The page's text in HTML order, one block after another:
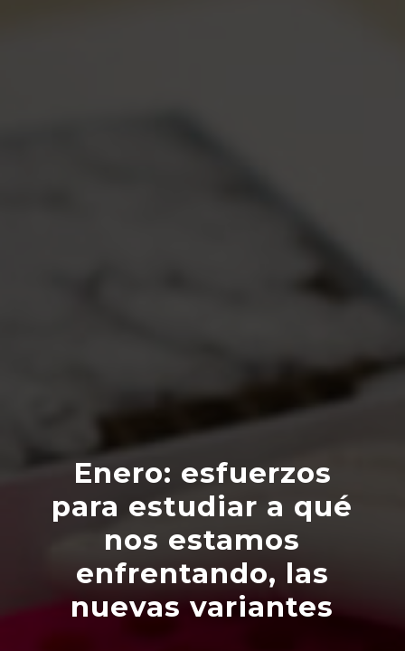
Enero: esfuerzos
para estudiar a qué
nos estamos
enfrentando, las
nuevas variantes